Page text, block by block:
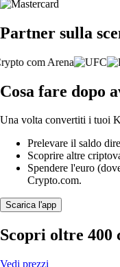
Partner sulla
Cosa fare dopo
Una volta convertiti i tuoi
Prelevare il saldo
Scoprire altre
Spendere l'euro
Crypto.com.
Scarica l'app
Scopri oltre 400
Vedi prezzi